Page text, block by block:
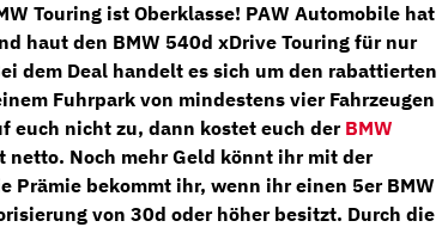
Touring ist Oberklasse! PAW Automobile hat
haut den BMW 540d xDrive Touring für nur
dem Deal handelt es sich um den rabattierten
Fuhrpark von mindestens vier Fahrzeugen
euch nicht zu, dann kostet euch der BMW
netto. Noch mehr Geld könnt ihr mit der
Prämie bekommt ihr, wenn ihr einen 5er BMW
von 30d oder höher besitzt. Durch die